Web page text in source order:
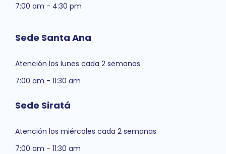
7:00 am - 4:30 pm
Sede Santa Ana
Atención los lunes cada 2 semanas
7:00 am - 11:30 am
Sede Siratá
Atención los miércoles cada 2 semanas
7:00 am - 11:30 am